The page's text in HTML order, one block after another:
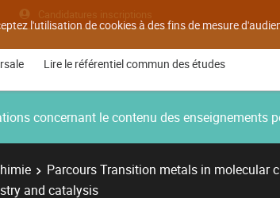
l'utilisation de cookies à des fins de mesure
Candidatures inscriptions
Lire le référentiel commun des études
concernant le contenu des enseignements
Parcours Transition metals in molecular
and catalysis